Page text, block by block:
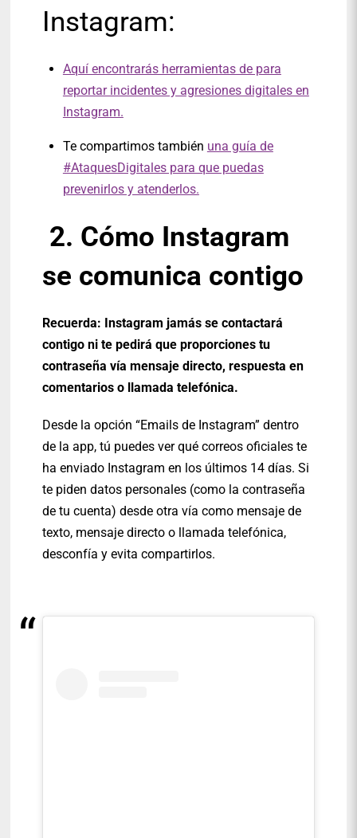
Instagram:
Aquí encontrarás herramientas de para
reportar incidentes y agresiones digitales en
Instagram.
Te compartimos también una guía de
#AtaquesDigitales para que puedas
prevenirlos y atenderlos.
2. Cómo Instagram
se comunica contigo
Recuerda: Instagram jamás se contactará
contigo ni te pedirá que proporciones tu
contraseña vía mensaje directo, respuesta en
comentarios o llamada telefónica.
Desde la opción “Emails de Instagram” dentro
de la app, tú puedes ver qué correos oficiales te
ha enviado Instagram en los últimos 14 días. Si
te piden datos personales (como la contraseña
de tu cuenta) desde otra vía como mensaje de
texto, mensaje directo o llamada telefónica,
desconfía y evita compartirlos.